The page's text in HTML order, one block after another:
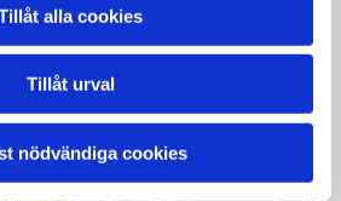
alla cookies
Tillåt urval
nödvändiga cookies